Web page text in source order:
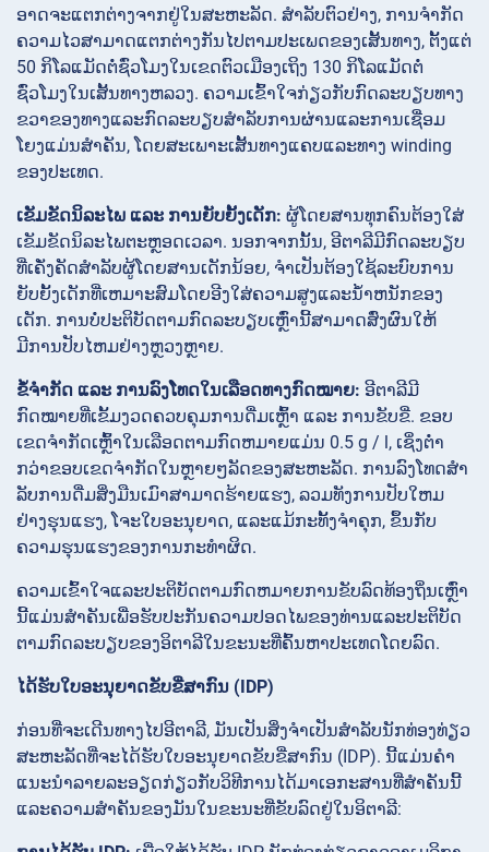
ອາດຈະແຕກຕ່າງຈາກຢູ່ໃນສະຫະລັດ. ສໍາລັບຕົວຢ່າງ, ການຈໍາກັດ
ຄວາມໄວສາມາດແຕກຕ່າງກັນໄປຕາມປະເພດຂອງເສັ້ນທາງ, ຕັ້ງແຕ່
50 ກິໂລແມັດຕໍ່ຊົ່ວໂມງໃນເຂດຕົວເມືອງເຖິງ 130 ກິໂລແມັດຕໍ່
ຊົ່ວໂມງໃນເສັ້ນທາງຫລວງ. ຄວາມເຂົ້າໃຈກ່ຽວກັບກົດລະບຽບທາງ
ຂວາຂອງທາງແລະກົດລະບຽບສໍາລັບການຜ່ານແລະການເຊື່ອມ
ໂຍງແມ່ນສໍາຄັນ, ໂດຍສະເພາະເສັ້ນທາງແຄບແລະທາງ winding
ຂອງປະເທດ.
ເຂັມຂັດນິລະໄພ ແລະ ການຍັບຍັ້ງເດັກ: ຜູ້ໂດຍສານທຸກຄົນຕ້ອງໃສ່
ເຂັມຂັດນິລະໄພຕະຫຼອດເວລາ. ນອກຈາກນັ້ນ, ອີຕາລີມີກົດລະບຽບ
ທີ່ເຄັ່ງຄັດສໍາລັບຜູ້ໂດຍສານເດັກນ້ອຍ, ຈໍາເປັນຕ້ອງໃຊ້ລະບົບການ
ຍັບຍັ້ງເດັກທີ່ເຫມາະສົມໂດຍອີງໃສ່ຄວາມສູງແລະນ້ໍາຫນັກຂອງ
ເດັກ. ການບໍ່ປະຕິບັດຕາມກົດລະບຽບເຫຼົ່ານີ້ສາມາດສົ່ງຜົນໃຫ້
ມີການປັບໄຫມຢ່າງຫຼວງຫຼາຍ.
ຂໍ້ຈຳກັດ ແລະ ການລົງໂທດໃນເລືອດທາງກົດໝາຍ: ອີຕາລີມີ
ກົດໝາຍທີ່ເຂັ້ມງວດຄວບຄຸມການດື່ມເຫຼົ້າ ແລະ ການຂັບຂີ່. ຂອບ
ເຂດຈໍາກັດເຫຼົ້າໃນເລືອດຕາມກົດຫມາຍແມ່ນ 0.5 g / l, ເຊິ່ງຕ່ໍາ
ກວ່າຂອບເຂດຈໍາກັດໃນຫຼາຍໆລັດຂອງສະຫະລັດ. ການລົງໂທດສໍາ
ລັບການດື່ມສິ່ງມືນເມົາສາມາດຮ້າຍແຮງ, ລວມທັງການປັບໃຫມ
ຢ່າງຮຸນແຮງ, ໂຈະໃບອະນຸຍາດ, ແລະແມ້ກະທັ້ງຈໍາຄຸກ, ຂຶ້ນກັບ
ຄວາມຮຸນແຮງຂອງການກະທໍາຜິດ.
ຄວາມເຂົ້າໃຈແລະປະຕິບັດຕາມກົດຫມາຍການຂັບລົດທ້ອງຖິ່ນເຫຼົ່າ
ນີ້ແມ່ນສໍາຄັນເພື່ອຮັບປະກັນຄວາມປອດໄພຂອງທ່ານແລະປະຕິບັດ
ຕາມກົດລະບຽບຂອງອິຕາລີໃນຂະນະທີ່ຄົ້ນຫາປະເທດໂດຍລົດ.
ໄດ້ຮັບໃບອະນຸຍາດຂັບຂີ່ສາກົນ (IDP)
ກ່ອນທີ່ຈະເດີນທາງໄປອີຕາລີ, ມັນເປັນສິ່ງຈໍາເປັນສໍາລັບນັກທ່ອງທ່ຽວ
ສະຫະລັດທີ່ຈະໄດ້ຮັບໃບອະນຸຍາດຂັບຂີ່ສາກົນ (IDP). ນີ້ແມ່ນຄໍາ
ແນະນໍາລາຍລະອຽດກ່ຽວກັບວິທີການໄດ້ມາເອກະສານທີ່ສໍາຄັນນີ້
ແລະຄວາມສໍາຄັນຂອງມັນໃນຂະນະທີ່ຂັບລົດຢູ່ໃນອິຕາລີ: